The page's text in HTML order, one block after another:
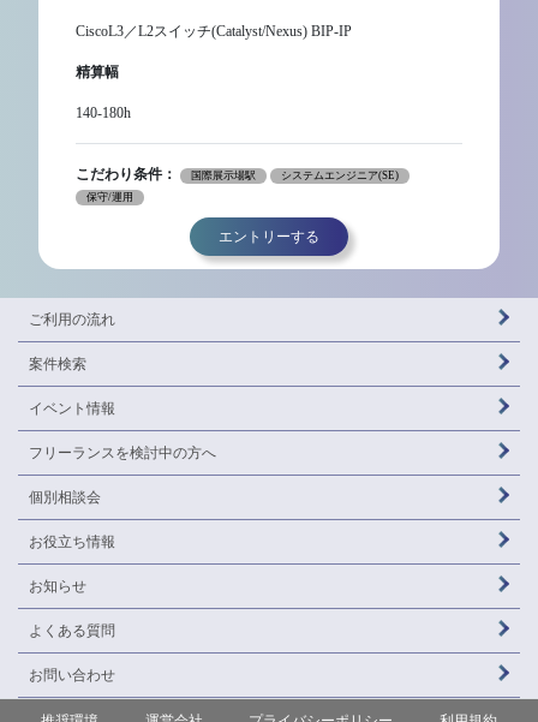
CiscoL3／L2スイッチ(Catalyst/Nexus) BIP-IP
精算幅
140-180h
こだわり条件： 国際展示場駅
システムエンジニア(SE)
保守/運用
エントリーする
ご利用の流れ
案件検索
イベント情報
フリーランスを検討中の方へ
個別相談会
お役立ち情報
お知らせ
よくある質問
お問い合わせ